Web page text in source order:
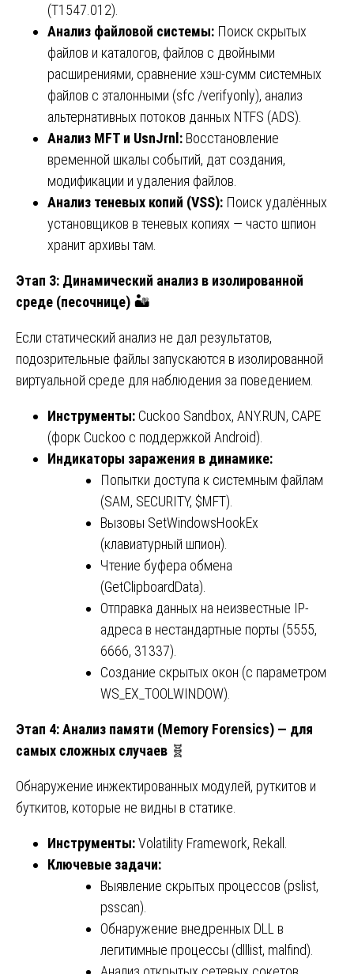
(T1547.012).
Анализ файловой системы: Поиск скрытых
файлов и каталогов, файлов с двойными
расширениями, сравнение хэш-сумм системных
файлов с эталонными (sfc /verifyonly), анализ
альтернативных потоков данных NTFS (ADS).
Анализ MFT и UsnJrnl: Восстановление
временной шкалы событий, дат создания,
модификации и удаления файлов.
Анализ теневых копий (VSS): Поиск удалённых
установщиков в теневых копиях — часто шпион
хранит архивы там.
Этап 3: Динамический анализ в изолированной
среде (песочнице) 🏜️
Если статический анализ не дал результатов,
подозрительные файлы запускаются в изолированной
виртуальной среде для наблюдения за поведением.
Инструменты: Cuckoo Sandbox, ANY.RUN, CAPE
(форк Cuckoo с поддержкой Android).
Индикаторы заражения в динамике:
Попытки доступа к системным файлам
(SAM, SECURITY, $MFT).
Вызовы SetWindowsHookEx
(клавиатурный шпион).
Чтение буфера обмена
(GetClipboardData).
Отправка данных на неизвестные IP-
адреса в нестандартные порты (5555,
6666, 31337).
Создание скрытых окон (с параметром
WS_EX_TOOLWINDOW).
Этап 4: Анализ памяти (Memory Forensics) — для
самых сложных случаев 🧬
Обнаружение инжектированных модулей, руткитов и
буткитов, которые не видны в статике.
Инструменты:Volatility Framework, Rekall.
Ключевые задачи:
Выявление скрытых процессов (pslist,
psscan).
Обнаружение внедренных DLL в
легитимные процессы (dlllist, malfind).